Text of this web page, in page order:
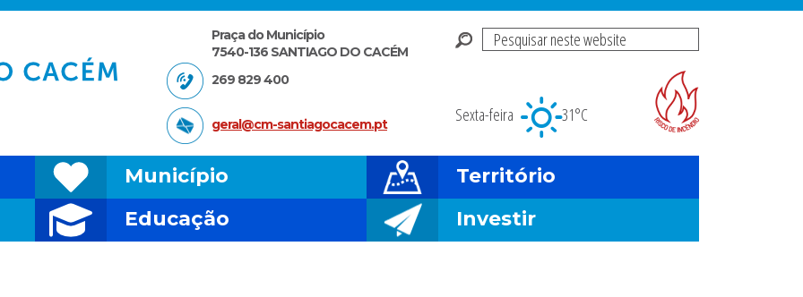
Pesquisar
Sexta-feira
31°C
Praça do Município
7540-136 SANTIAGO DO CACÉM
269 829 400
geral@cm-santiagocacem.pt
Município
Território
Educação Investir